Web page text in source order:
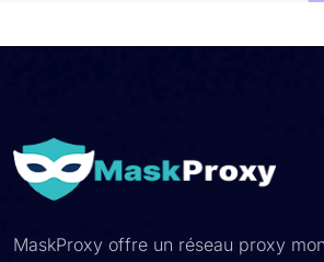
MaskProxy offre un réseau proxy